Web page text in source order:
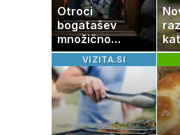
Otroci
bogatašev
množično
prodajajo
družinske
zbirke: raje imajo
denar kot
umetnine
na
VIZITA.SI